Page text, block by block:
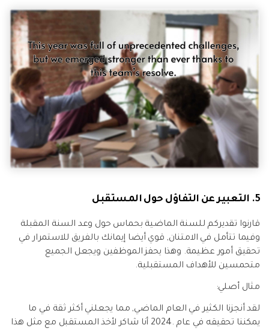
5. التعبير عن التفاؤل حول المستقبل
قارنوا تقديركم للسنة الماضية بحماس حول وعد السنة المقبلة
وفيما تتأمل في الامتنان, قوي أيضا إيمانك بالفريق للاستمرار في
تحقيق أمور عظيمة. وهذا يحفز الموظفين ويجعل الجميع
متحمسين للأهداف المستقبلية.
مثال أصلي:
لقد أنجزنا الكثير في العام الماضي, مما يجعلني أكثر ثقة في ما
يمكننا تحقيقه في عام .2024 أنا شاكر لأخذ المستقبل مع مثل هذا